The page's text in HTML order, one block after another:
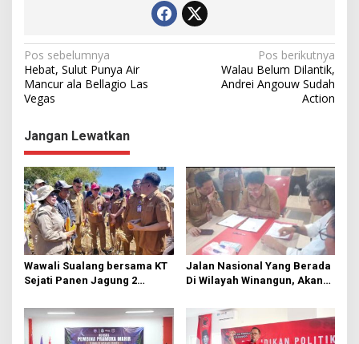
N
a
v
i
g
a
s
i
p
o
s
Pos sebelumnya
Hebat, Sulut Punya Air
Mancur ala Bellagio Las
Vegas
Pos berikutnya
Walau Belum Dilantik,
Andrei Angouw Sudah
Action
Jangan Lewatkan
Wawali Sualang bersama KT
Sejati Panen Jagung 2
Jalan Nasional Yang Berada
Di Wilayah Winangun, Akan